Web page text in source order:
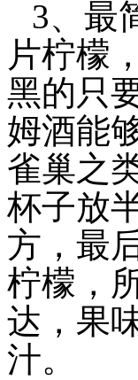
3、最
片柠檬
黑的只
姆酒能
雀巢之
杯子放
方，最
柠檬，
达，果
汁。